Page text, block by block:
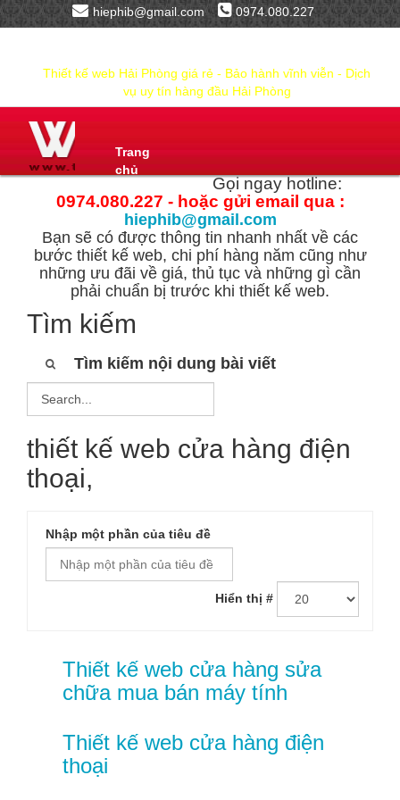
hiephib@gmail.com 0974.080.227
Thiết kế web Hải Phòng giá rẻ - Bảo hành vĩnh viễn - Dịch
vụ uy tín hàng đầu Hải Phòng
Trang
chủ
Gọi ngay hotline:
0974.080.227 - hoặc gửi email qua :
hiephib@gmail.com
Bạn sẽ có được thông tin nhanh nhất về các
bước thiết kế web, chi phí hàng năm cũng như
những ưu đãi về giá, thủ tục và những gì cần
phải chuẩn bị trước khi thiết kế web.
Tìm kiếm
Tìm kiếm nội dung bài viết
thiết kế web cửa hàng điện
thoại,
Nhập một phần của tiêu đề
Hiển thị #
Thiết kế web cửa hàng sửa
chữa mua bán máy tính
Thiết kế web cửa hàng điện
thoại